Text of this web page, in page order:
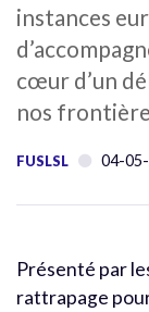
instances
cœur d’un
nos
FUSLSL 04-
Présenté par
rattrapage